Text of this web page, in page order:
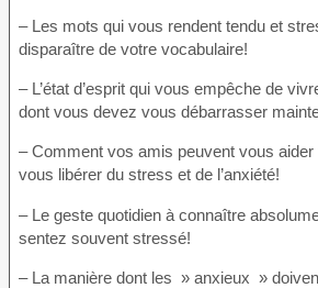
– Les mots qui vous rendent tendu et
disparaître de votre vocabulaire!
– L’état d’esprit qui vous empêche de
dont vous devez vous débarrasser
– Comment vos amis peuvent vous
vous libérer du stress et de l’anxiété!
– Le geste quotidien à connaître
sentez souvent stressé!
– La manière dont les » anxieux »